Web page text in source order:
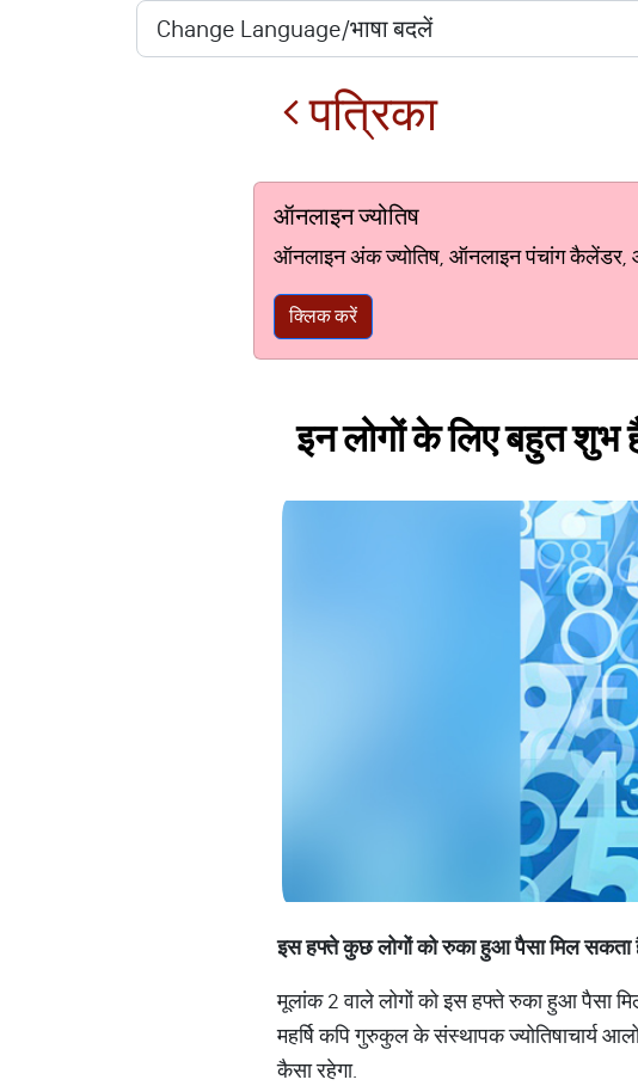
पत्रिका
ऑनलाइन ज्योतिष
ऑनलाइन अंक ज्योतिष, ऑनलाइन पंचांग कैलेंडर,
क्लिक करें
इन लोगों के लिए बहुत
इसहफ्तेकुछलोगोंकोरुकाहुआपैसामिलसकता
मूलांक 2 वाले लोगों को इस हफ्ते रुका हुआ पैसा
महर्षि कपि गुरुकुल के संस्थापक ज्योतिषाचार्य
कैसा रहेगा.